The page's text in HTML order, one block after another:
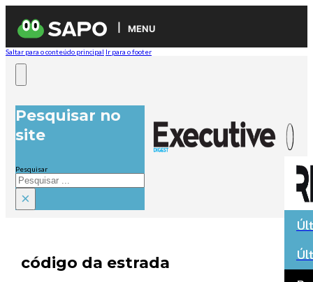
MENU
Saltar para o conteúdo principal Ir para o footer
Pesquisar no
site
Pesquisar
×
código da estrada